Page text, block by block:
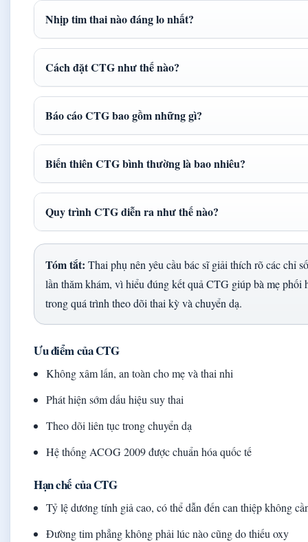
Nhịp tim thai nào đáng lo nhất?
Cách đặt CTG như thế nào?
Báo cáo CTG bao gồm những gì?
Biến thiên CTG bình thường là bao nhiêu?
Quy trình CTG diễn ra như thế nào?
Tóm tắt: Thai phụ nên yêu cầu bác sĩ giải thích rõ các chỉ
lần thăm khám, vì hiểu đúng kết quả CTG giúp bà mẹ phối
trong quá trình theo dõi thai kỳ và chuyển dạ.
Ưu điểm của CTG
Không xâm lấn, an toàn cho mẹ và thai nhi
Phát hiện sớm dấu hiệu suy thai
Theo dõi liên tục trong chuyển dạ
Hệ thống ACOG 2009 được chuẩn hóa quốc tế
Hạn chế của CTG
Tỷ lệ dương tính giả cao, có thể dẫn đến can thiệp không
Đường tim phẳng không phải lúc nào cũng do thiếu oxy